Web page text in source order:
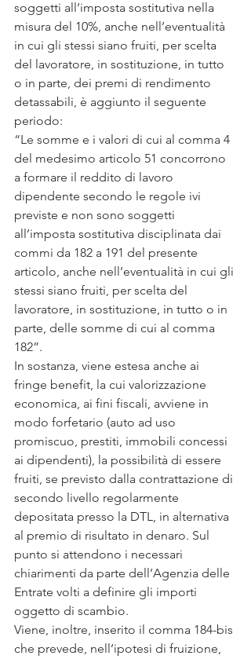
soggetti all’imposta sostitutiva nella
misura del 10%, anche nell’eventualità
in cui gli stessi siano fruiti, per scelta
del lavoratore, in sostituzione, in tutto
o in parte, dei premi di rendimento
detassabili, è aggiunto il seguente
periodo:
“Le somme e i valori di cui al comma 4
del medesimo articolo 51 concorrono
a formare il reddito di lavoro
dipendente secondo le regole ivi
previste e non sono soggetti
all’imposta sostitutiva disciplinata dai
commi da 182 a 191 del presente
articolo, anche nell’eventualità in cui gli
stessi siano fruiti, per scelta del
lavoratore, in sostituzione, in tutto o in
parte, delle somme di cui al comma
182”.
In sostanza, viene estesa anche ai
fringe benefit, la cui valorizzazione
economica, ai fini fiscali, avviene in
modo forfetario (auto ad uso
promiscuo, prestiti, immobili concessi
ai dipendenti), la possibilità di essere
fruiti, se previsto dalla contrattazione di
secondo livello regolarmente
depositata presso la DTL, in alternativa
al premio di risultato in denaro. Sul
punto si attendono i necessari
chiarimenti da parte dell’Agenzia delle
Entrate volti a definire gli importi
oggetto di scambio.
Viene, inoltre, inserito il comma 184-bis
che prevede, nell’ipotesi di fruizione,